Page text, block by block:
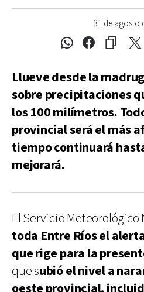
31 de agosto
Llueve desde la
sobre precipitaciones
los 100 milímetros.
provincial será el más
tiempo continuará
mejorará.
El Servicio Meteorológico
toda Entre Ríos el
que rige para la
que subió el nivel a
oeste provincial,